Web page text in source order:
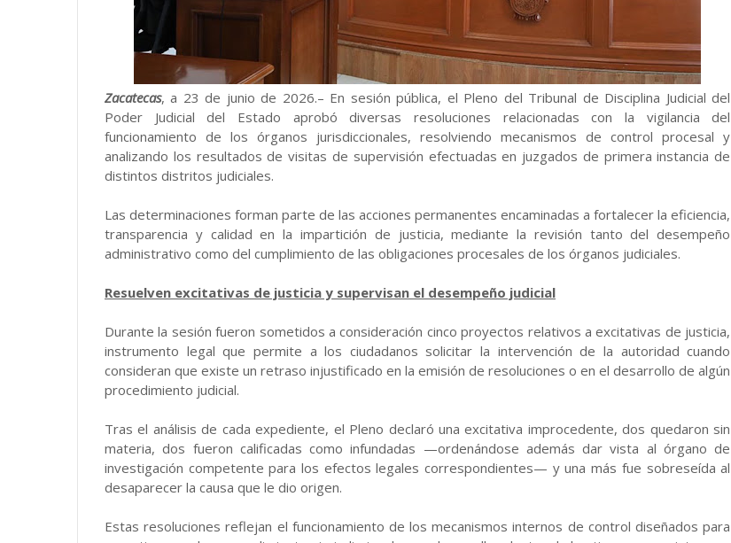
Zacatecas, a 23 de junio de 2026.– En sesión pública, el Pleno del Tribunal de Disciplina Judicial del
Poder Judicial del Estado aprobó diversas resoluciones relacionadas con la vigilancia del
funcionamiento de los órganos jurisdiccionales, resolviendo mecanismos de control procesal y
analizando los resultados de visitas de supervisión efectuadas en juzgados de primera instancia de
distintos distritos judiciales.
Las determinaciones forman parte de las acciones permanentes encaminadas a fortalecer la eficiencia,
transparencia y calidad en la impartición de justicia, mediante la revisión tanto del desempeño
administrativo como del cumplimiento de las obligaciones procesales de los órganos judiciales.
Resuelven excitativas de justicia y supervisan el desempeño judicial
Durante la sesión fueron sometidos a consideración cinco proyectos relativos a excitativas de justicia,
instrumento legal que permite a los ciudadanos solicitar la intervención de la autoridad cuando
consideran que existe un retraso injustificado en la emisión de resoluciones o en el desarrollo de algún
procedimiento judicial.
Tras el análisis de cada expediente, el Pleno declaró una excitativa improcedente, dos quedaron sin
materia, dos fueron calificadas como infundadas —ordenándose además dar vista al órgano de
investigación competente para los efectos legales correspondientes— y una más fue sobreseída al
desaparecer la causa que le dio origen.
Estas resoluciones reflejan el funcionamiento de los mecanismos internos de control diseñados para